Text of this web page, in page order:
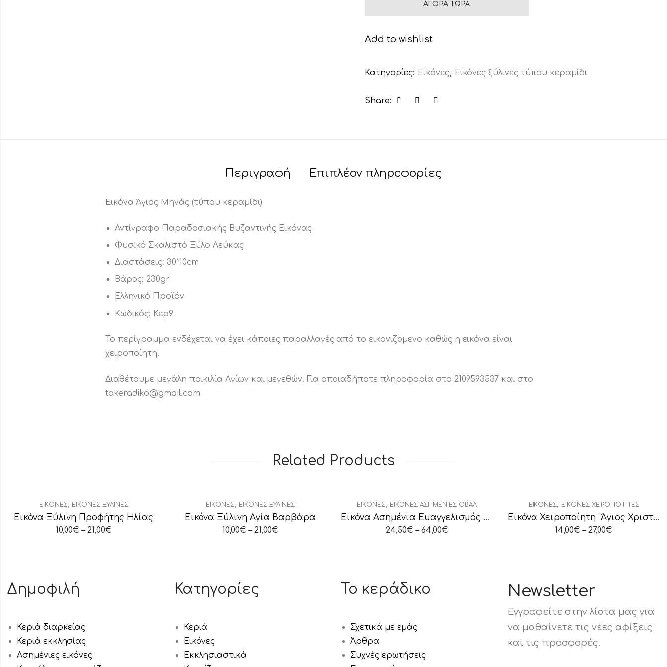
ΑΓΟΡΆ ΤΏΡΑ
Add to wishlist
Κατηγορίες: Εικόνες, Εικόνες ξύλινες τύπου κεραμίδι
Share:
Περιγραφή Επιπλέον πληροφορίες
Εικόνα Άγιος Μηνάς (τύπου κεραμίδι)
Αντίγραφο Παραδοσιακής Βυζαντινής Εικόνας
Φυσικό Σκαλιστό Ξύλο Λεύκας
Διαστάσεις: 30*10cm
Βάρος: 230gr
Ελληνικό Προϊόν
Κωδικός: Κερ9
Το περίγραμμα ενδέχεται να έχει κάποιες παραλλαγές από το εικονιζόμενο καθώς η εικόνα είναι
χειροποίητη.
Διαθέτουμε μεγάλη ποικιλία Αγίων και μεγεθών. Για οποιαδήποτε πληροφορία στο 2109593537 και στο
tokeradiko@gmail.com
Related Products
ΕΙΚΌΝΕΣ, ΕΙΚΌΝΕΣ ΞΎΛΙΝΕΣ
Εικόνα Ξύλινη Προφήτης Ηλίας
10,00€ – 21,00€
ΕΙΚΌΝΕΣ, ΕΙΚΌΝΕΣ ΞΎΛΙΝΕΣ
Εικόνα Ξύλινη Αγία Βαρβάρα
10,00€ – 21,00€
ΕΙΚΌΝΕΣ, ΕΙΚΌΝΕΣ ΑΣΗΜΈΝΙΕΣ ΟΒΆΛ
Εικόνα Ασημένια Ευαγγελισμός της Θεοτόκου
24,50€ – 64,00€
ΕΙΚΌΝΕΣ, ΕΙΚΌΝΕΣ ΧΕΙΡΟΠΟΊΗΤΕΣ
Εικόνα Χειροποίητη “Άγιος Χριστόφορος”
14,00€ – 27,00€
Δημοφιλή
Κεριά διαρκείας
Κεριά εκκλησίας
Ασημένιες εικόνες
Κατηγορίες
Κεριά
Εικόνες
Εκκλησιαστικά
Το κεράδικο
Σχετικά με εμάς
Άρθρα
Συχνές ερωτήσεις
Newsletter
Εγγραφείτε στην λίστα μας για
να μαθαίνετε τις νέες αφίξεις
και τις προσφορές.